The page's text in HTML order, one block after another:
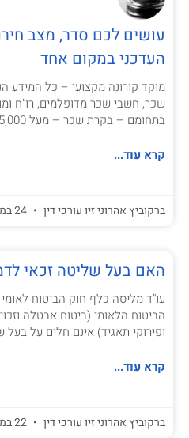
עושים לכם סדר, מצב
העדכני במקום אחד
מוקד קורונה מקצועי – כל המידע
שכר, חשבי שכר מדופלמים, רו"ח
בתחומם – בקרת שכר – מעל 5,000 לקוחות עסקיים
קרא עוד...
ברקוביץ אהרוני זיו עורכי דין
האם בעל שליטה זכאי
עו"ד מליסה כלף חוק הביטוח
הביטוח הלאומי (ביטוח אבטלה
ופירוקי תאגיד) אינם חלים על
קרא עוד...
ברקוביץ אהרוני זיו עורכי דין